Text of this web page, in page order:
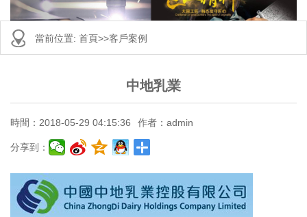
當前位置: 首頁>>客戶案例
中地乳業
時間：2018-05-29 04:15:36 作者：admin
分享到：